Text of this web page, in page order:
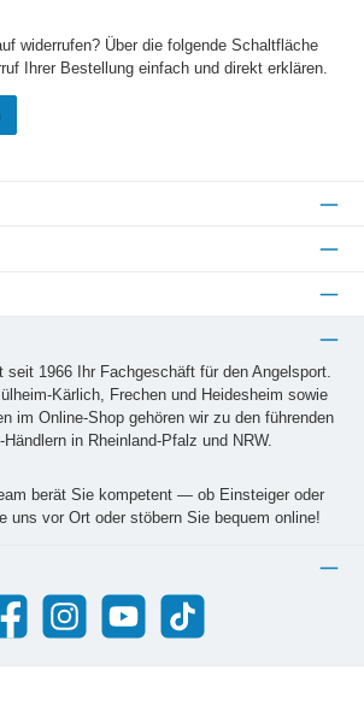
widerrufen? Über die folgende Schaltfläche
Ihrer Bestellung einfach und direkt erklären.
seit 1966 Ihr Fachgeschäft für den Angelsport.
Kärlich, Frechen und Heidesheim sowie
im Online-Shop gehören wir zu den führenden
Händlern in Rheinland-Pfalz und NRW.
berät Sie kompetent — ob Einsteiger oder
uns vor Ort oder stöbern Sie bequem online!
Instagram YouTube TikTok